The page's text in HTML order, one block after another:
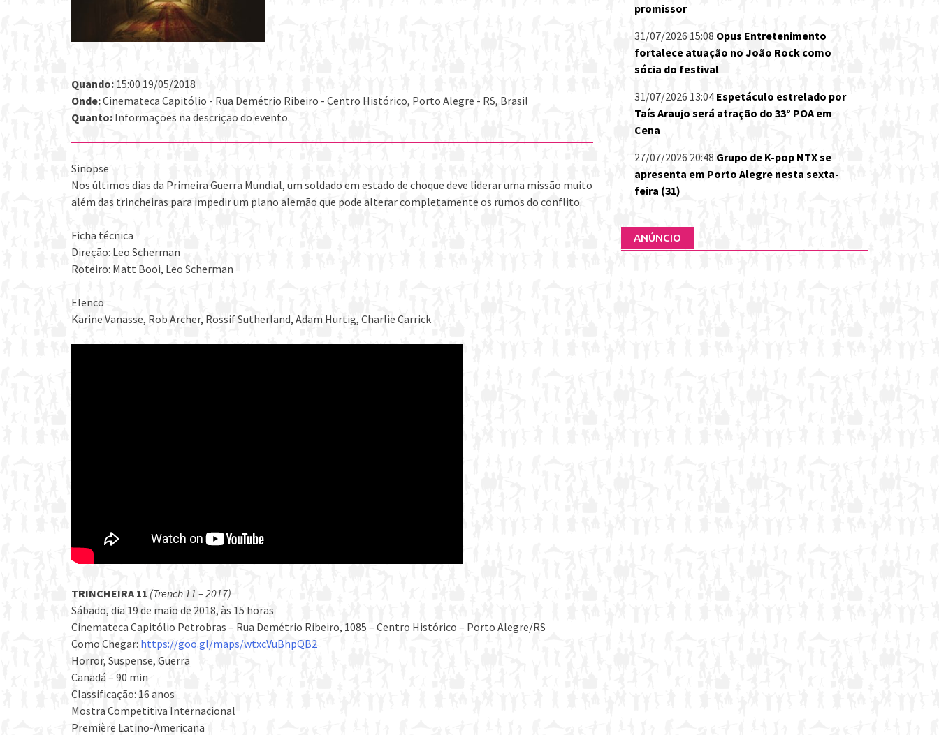
Quando: 15:00 19/05/2018
Onde:Cinemateca Capitólio - Rua Demétrio Ribeiro - Centro Histórico, Porto Alegre - RS, Brasil
Quanto: Informações na descrição do evento.
Sinopse
Nos últimos dias da Primeira Guerra Mundial, um soldado em estado de choque deve liderar uma missão muito
além das trincheiras para impedir um plano alemão que pode alterar completamente os rumos do conflito.
Ficha técnica
Direção: Leo Scherman
Roteiro: Matt Booi, Leo Scherman
Elenco
Karine Vanasse, Rob Archer, Rossif Sutherland, Adam Hurtig, Charlie Carrick
TRINCHEIRA 11 (Trench 11 – 2017)
Sábado, dia 19 de maio de 2018, às 15 horas
Cinemateca Capitólio Petrobras – Rua Demétrio Ribeiro, 1085 – Centro Histórico – Porto Alegre/RS
Como Chegar: https://goo.gl/maps/wtxcVuBhpQB2
Horror, Suspense, Guerra
Canadá – 90 min
Classificação: 16 anos
Mostra Competitiva Internacional
Première Latino-Americana
promissor
31/07/2026 15:08 Opus Entretenimento
fortalece atuação no João Rock como
sócia do festival
31/07/2026 13:04 Espetáculo estrelado por
Taís Araujo será atração do 33º POA em
Cena
27/07/2026 20:48 Grupo de K-pop NTX se
apresenta em Porto Alegre nesta sexta-
feira (31)
ANÚNCIO